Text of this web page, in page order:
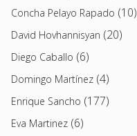
Concha Pelayo Rapado (10)
David Hovhannisyan (20)
Diego Caballo (6)
Domingo Martínez (4)
Enrique Sancho (177)
Eva Martinez (6)